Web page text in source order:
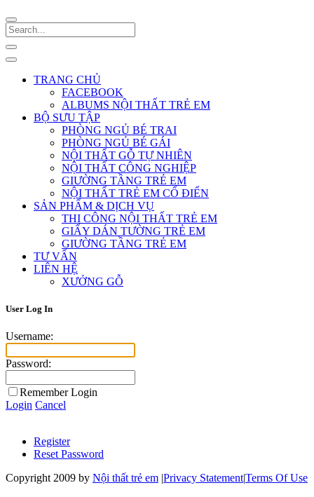
TRANG CHỦ
FACEBOOK
ALBUMS NỘI THẤT TRẺ EM
BỘ SƯU TẬP
PHÒNG NGỦ BÉ TRAI
PHÒNG NGỦ BÉ GÁI
NỘI THẤT GỖ TỰ NHIÊN
NỘI THẤT CÔNG NGHIỆP
GIƯỜNG TẦNG TRẺ EM
NỘI THẤT TRẺ EM CỔ ĐIỂN
SẢN PHẨM & DỊCH VỤ
THI CÔNG NỘI THẤT TRẺ EM
GIẤY DÁN TƯỜNG TRẺ EM
GIƯỜNG TẦNG TRẺ EM
TƯ VẤN
LIÊN HỆ
XƯỞNG GỖ
User Log In
Username:
Password:
Remember Login
Login Cancel
Register
Reset Password
Copyright 2009 by Nội thất trẻ em |Privacy Statement|Terms Of Use